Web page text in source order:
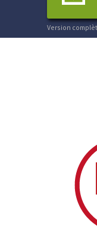
Version